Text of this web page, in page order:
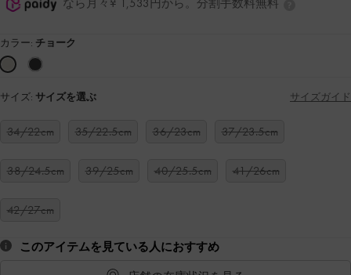
なら月々¥ 1,533円から。分割手数料無料
カラー: チョーク
サイズ: サイズを選ぶ サイズガイド
34/22cm 35/22.5cm 36/23cm 37/23.5cm
38/24.5cm 39/25cm 40/25.5cm 41/26cm
42/27cm
このアイテムを見ている人におすすめ